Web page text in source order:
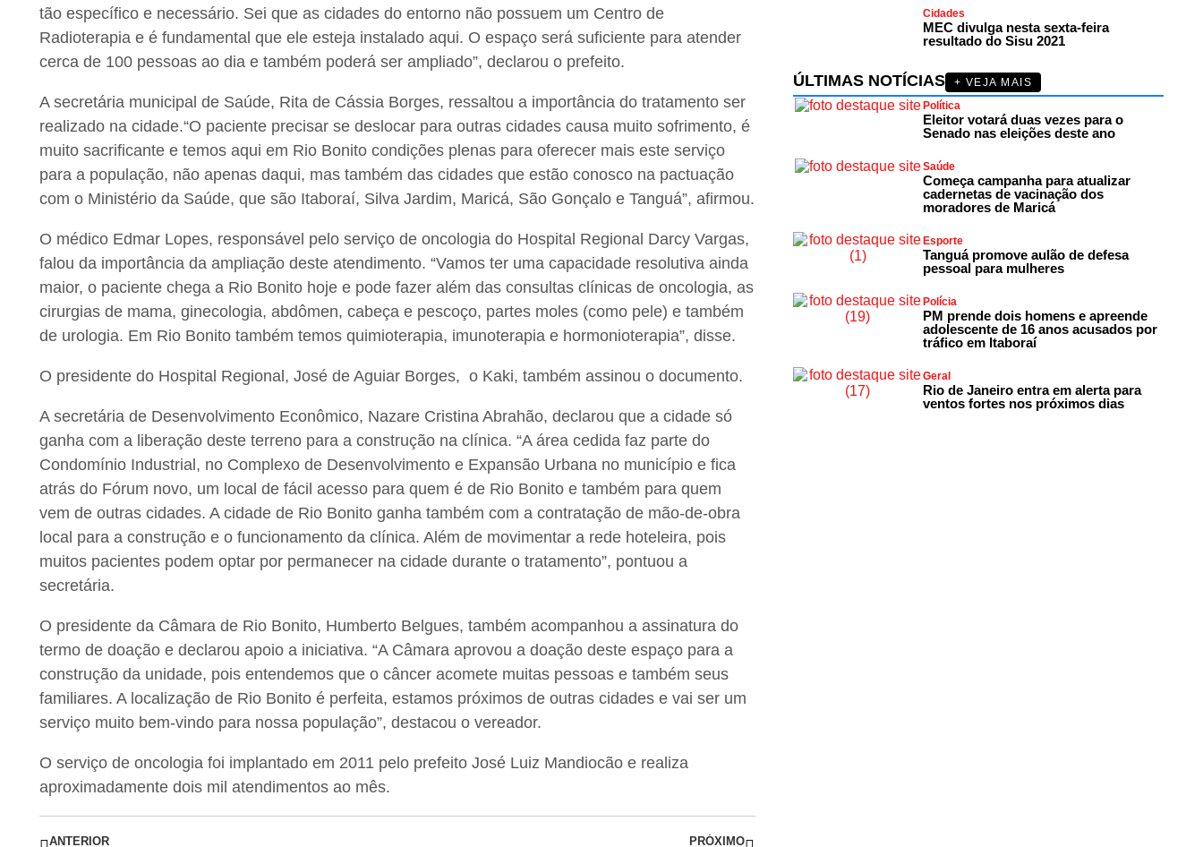
tão específico e necessário. Sei que as cidades do entorno não possuem um Centro de
Radioterapia e é fundamental que ele esteja instalado aqui. O espaço será suficiente para atender
cerca de 100 pessoas ao dia e também poderá ser ampliado”, declarou o prefeito.
A secretária municipal de Saúde, Rita de Cássia Borges, ressaltou a importância do tratamento ser
realizado na cidade.“O paciente precisar se deslocar para outras cidades causa muito sofrimento, é
muito sacrificante e temos aqui em Rio Bonito condições plenas para oferecer mais este serviço
para a população, não apenas daqui, mas também das cidades que estão conosco na pactuação
com o Ministério da Saúde, que são Itaboraí, Silva Jardim, Maricá, São Gonçalo e Tanguá”, afirmou.
O médico Edmar Lopes, responsável pelo serviço de oncologia do Hospital Regional Darcy Vargas,
falou da importância da ampliação deste atendimento. “Vamos ter uma capacidade resolutiva ainda
maior, o paciente chega a Rio Bonito hoje e pode fazer além das consultas clínicas de oncologia, as
cirurgias de mama, ginecologia, abdômen, cabeça e pescoço, partes moles (como pele) e também
de urologia. Em Rio Bonito também temos quimioterapia, imunoterapia e hormonioterapia”, disse.
O presidente do Hospital Regional, José de Aguiar Borges, o Kaki, também assinou o documento.
A secretária de Desenvolvimento Econômico, Nazare Cristina Abrahão, declarou que a cidade só
ganha com a liberação deste terreno para a construção na clínica. “A área cedida faz parte do
Condomínio Industrial, no Complexo de Desenvolvimento e Expansão Urbana no município e fica
atrás do Fórum novo, um local de fácil acesso para quem é de Rio Bonito e também para quem
vem de outras cidades. A cidade de Rio Bonito ganha também com a contratação de mão-de-obra
local para a construção e o funcionamento da clínica. Além de movimentar a rede hoteleira, pois
muitos pacientes podem optar por permanecer na cidade durante o tratamento”, pontuou a
secretária.
O presidente da Câmara de Rio Bonito, Humberto Belgues, também acompanhou a assinatura do
termo de doação e declarou apoio a iniciativa. “A Câmara aprovou a doação deste espaço para a
construção da unidade, pois entendemos que o câncer acomete muitas pessoas e também seus
familiares. A localização de Rio Bonito é perfeita, estamos próximos de outras cidades e vai ser um
serviço muito bem-vindo para nossa população”, destacou o vereador.
O serviço de oncologia foi implantado em 2011 pelo prefeito José Luiz Mandiocão e realiza
aproximadamente dois mil atendimentos ao mês.
ANTERIOR PRÓXIMO
Cidades
MEC divulga nesta sexta-feira
resultado do Sisu 2021
ÚLTIMAS NOTÍCIAS
+ VEJA MAIS
Política
Eleitor votará duas vezes para o
Senado nas eleições deste ano
Saúde
Começa campanha para atualizar
cadernetas de vacinação dos
moradores de Maricá
Esporte
Tanguá promove aulão de defesa
pessoal para mulheres
Polícia
PM prende dois homens e apreende
adolescente de 16 anos acusados por
tráfico em Itaboraí
Geral
Rio de Janeiro entra em alerta para
ventos fortes nos próximos dias